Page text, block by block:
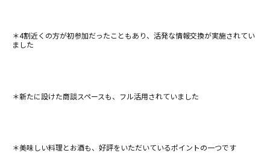
＊4割近くの方が初参加だったこともあり、活発な情報交換が実施されてい
ました
＊新たに設けた商談スペースも、フル活用されていました
＊美味しい料理とお酒も、好評をいただいているポイントの一つです